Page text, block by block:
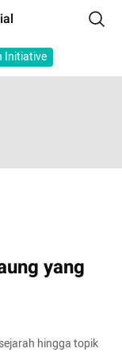
Initiative
yang
hingga topik